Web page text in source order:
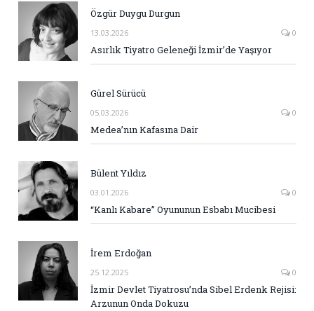
Özgür Duygu Durgun
13.03.2026 0
Asırlık Tiyatro Geleneği İzmir’de Yaşıyor
Gürel Sürücü
05.03.2026 0
Medea’nın Kafasına Dair
Bülent Yıldız
03.01.2026 0
“Kanlı Kabare” Oyununun Esbabı Mucibesi
İrem Erdoğan
25.12.2025 0
İzmir Devlet Tiyatrosu’nda Sibel Erdenk Rejisi:
Arzunun Onda Dokuzu